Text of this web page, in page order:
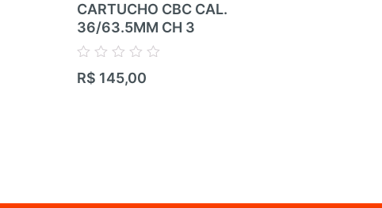
CARTUCHO CBC CAL.
36/63.5MM CH 3
Avaliação
0
R$ 145,00